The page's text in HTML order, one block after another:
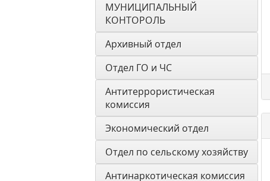
МУНИЦИПАЛЬНЫЙ
КОНТОРОЛЬ
Архивный отдел
Отдел ГО и ЧС
Антитеррористическая
комиссия
Экономический отдел
Отдел по сельскому хозяйству
Антинаркотическая комиссия